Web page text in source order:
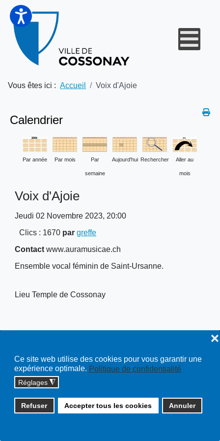
Ce site web utilise des cookies pour vous garantir une
expérience optimale. Politique de confidentialité
Réglages ◮
Refuser Accepter tous les cookies Annuler
❌
Vous êtes ici : Accueil Voix d'Ajoie
Calendrier
Par année Par mois Par
semaine
Aujourd'hui Rechercher Aller au
mois
Voix d'Ajoie
Jeudi 02 Novembre 2023, 20:00
Clics : 1670 pargreffe
Contact www.auramusicae.ch
Ensemble vocal féminin de Saint-Ursanne.
Lieu Temple de Cossonay
solutions informatiques
Plan du site